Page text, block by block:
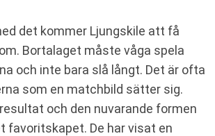
det kommer Ljungskile att få
Bortalaget måste våga spela
och inte bara slå långt. Det är ofta
som en matchbild sätter sig.
och den nuvarande formen
favoritskapet. De har visat en